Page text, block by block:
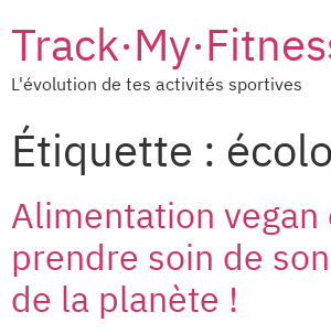
L'évolution de tes activités sportives
Étiquette :
Alimentation vegan
prendre soin de
de la planète !